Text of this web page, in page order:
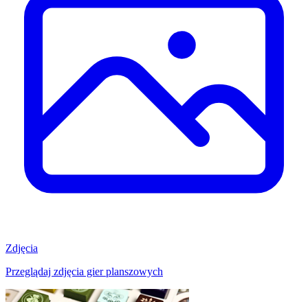
Zdjęcia
Przeglądaj zdjęcia gier planszowych